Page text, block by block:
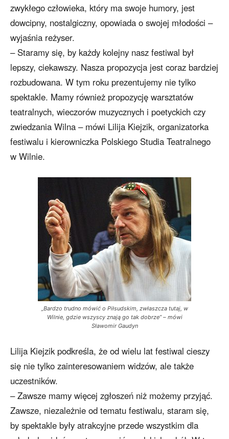
zwykłego człowieka, który ma swoje humory, jest
dowcipny, nostalgiczny, opowiada o swojej młodości –
wyjaśnia reżyser.
– Staramy się, by każdy kolejny nasz festiwal był
lepszy, ciekawszy. Nasza propozycja jest coraz bardziej
rozbudowana. W tym roku prezentujemy nie tylko
spektakle. Mamy również propozycję warsztatów
teatralnych, wieczorów muzycznych i poetyckich czy
zwiedzania Wilna – mówi Lilija Kiejzik, organizatorka
festiwalu i kierowniczka Polskiego Studia Teatralnego
w Wilnie.
„Bardzo trudno mówić o Piłsudskim, zwłaszcza tutaj, w
Wilnie, gdzie wszyscy znają go tak dobrze” – mówi
Sławomir Gaudyn
Lilija Kiejzik podkreśla, że od wielu lat festiwal cieszy
się nie tylko zainteresowaniem widzów, ale także
uczestników.
– Zawsze mamy więcej zgłoszeń niż możemy przyjąć.
Zawsze, niezależnie od tematu festiwalu, staram się,
by spektakle były atrakcyjne przede wszystkim dla